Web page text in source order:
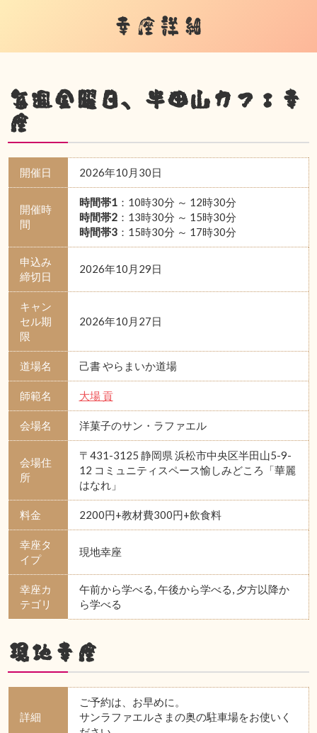
幸座詳細
毎週金曜日、半田山カフェ幸
座
開催日 2026年10月30日
開催時
間
時間帯1：10時30分 ～ 12時30分
時間帯2：13時30分 ～ 15時30分
時間帯3：15時30分 ～ 17時30分
申込み
締切日
2026年10月29日
キャン
セル期
限
2026年10月27日
道場名 己書 やらまいか道場
師範名 大場 貢
会場名 洋菓子のサン・ラファエル
会場住
所
〒431-3125 静岡県 浜松市中央区半田山5-9-
12 コミュニティスペース愉しみどころ「華麗
はなれ」
料金 2200円+教材費300円+飲食料
幸座タ
イプ
現地幸座
幸座カ
テゴリ
午前から学べる, 午後から学べる, 夕方以降か
ら学べる
現地幸座
詳細
ご予約は、お早めに。
サンラファエルさまの奥の駐車場をお使いく